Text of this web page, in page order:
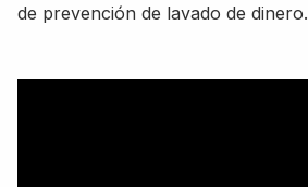
de prevención de lavado de dinero.